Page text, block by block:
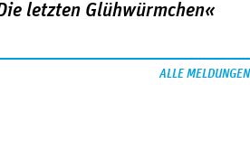
letzten Glühwürmchen«
ALLE MELDUNGEN